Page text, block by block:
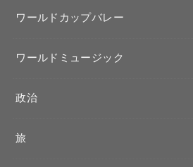
ワールドカップバレー
ワールドミュージック
政治
旅